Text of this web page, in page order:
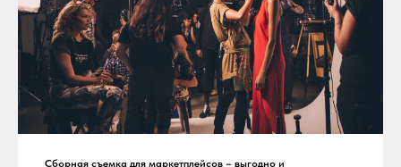
Сборная съемка для маркетплейсов – выгодно и